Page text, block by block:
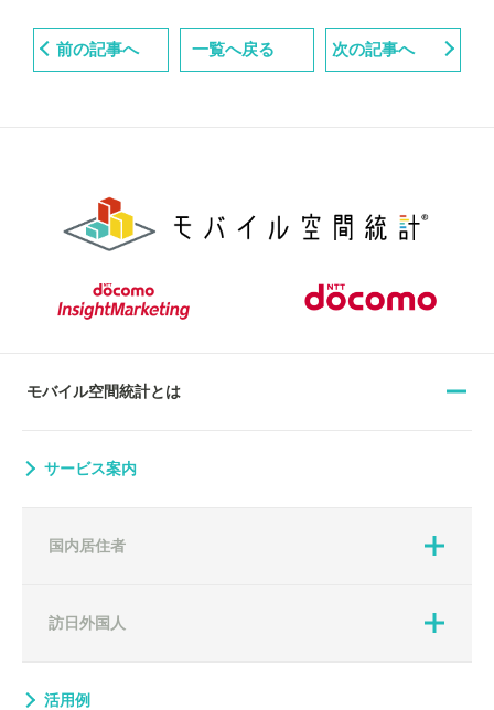
前の記事へ 一覧へ戻る 次の記事へ
モバイル空間統計とは
サービス案内
国内居住者
訪日外国人
活用例